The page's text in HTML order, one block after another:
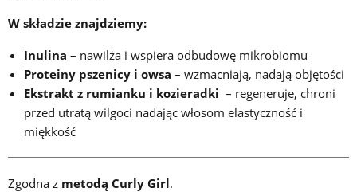
W składzie znajdziemy:
Inulina – nawilża i wspiera odbudowę mikrobiomu
Proteiny pszenicy i owsa – wzmacniają, nadają objętości
Ekstrakt z rumianku i kozieradki – regeneruje, chroni
przed utratą wilgoci nadając włosom elastyczność i
miękkość
Zgodna z metodą Curly Girl.